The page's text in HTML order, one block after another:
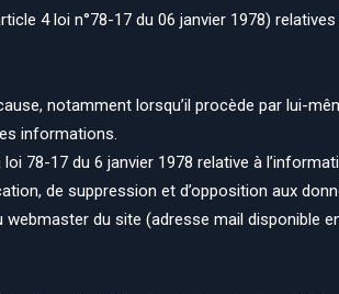
4 loi n°78-17 du 06 janvier 1978) relatives
notamment lorsqu’il procède par lui-
informations.
78-17 du 6 janvier 1978 relative à
de suppression et d’opposition aux
du site (adresse mail disponible